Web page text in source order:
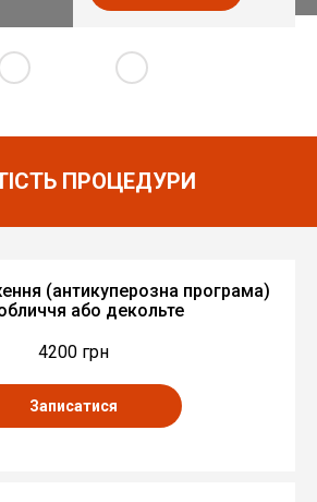
ПРОЦЕДУРИ
(антикуперозна програма)
або декольте
4200 грн
Записатися